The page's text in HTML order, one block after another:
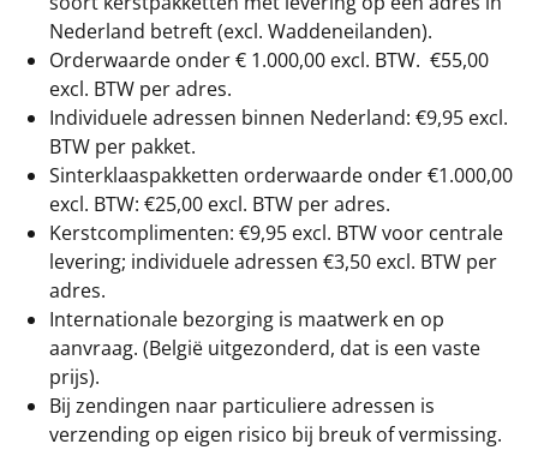
Nederland betreft (excl. Waddeneilanden).
Orderwaarde onder € 1.000,00 excl. BTW. €55,00
excl. BTW per adres.
Individuele adressen binnen Nederland: €9,95 excl.
BTW per pakket.
Sinterklaaspakketten orderwaarde onder €1.000,00
excl. BTW: €25,00 excl. BTW per adres.
Kerstcomplimenten: €9,95 excl. BTW voor centrale
levering; individuele adressen €3,50 excl. BTW per
adres.
Internationale bezorging is maatwerk en op
aanvraag. (België uitgezonderd, dat is een vaste
prijs).
Bij zendingen naar particuliere adressen is
verzending op eigen risico bij breuk of vermissing.